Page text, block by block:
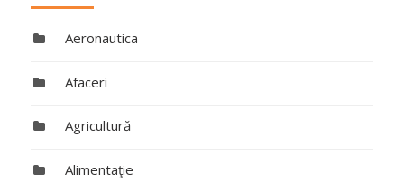
Aeronautica
Afaceri
Agricultură
Alimentaţie